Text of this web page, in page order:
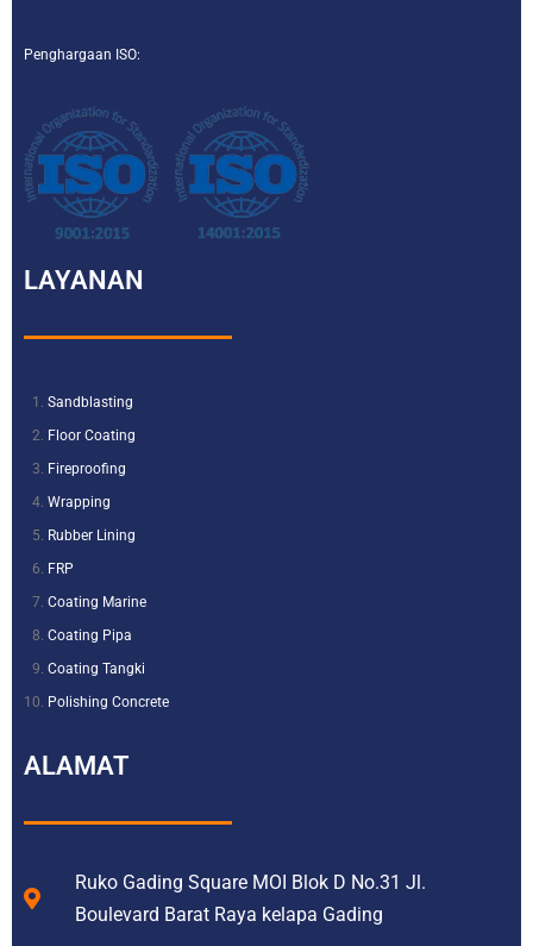
Penghargaan ISO:
LAYANAN
Sandblasting
Floor Coating
Fireproofing
Wrapping
Rubber Lining
FRP
Coating Marine
Coating Pipa
Coating Tangki
Polishing Concrete
ALAMAT
Ruko Gading Square MOI Blok D No.31 Jl.
Boulevard Barat Raya kelapa Gading